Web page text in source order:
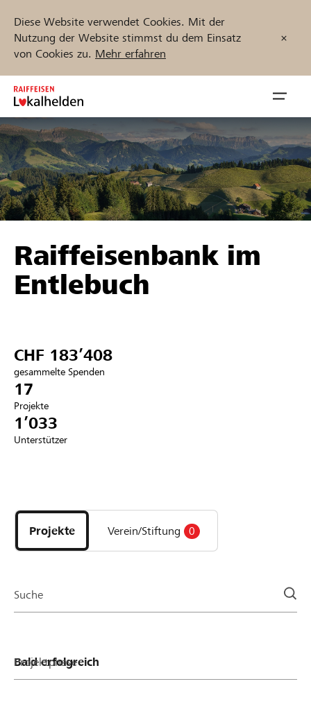
Diese Website verwendet Cookies. Mit der
Nutzung der Website stimmst du dem Einsatz
von Cookies zu. Mehr erfahren
Zum
Inhalt
springen
öffnen
Unterstützen
Hilfe & Support
Anmelden
Projekte und Organisationen finden
Jetzt starten
DE FR IT
Raiffeisenbank im
Entlebuch
CHF 183’408
gesammelte Spenden
17
Projekte
1’033
Unterstützer
Projekte
und
Organisationen
Projekte Verein/Stiftung 0
Suche
Projektphase